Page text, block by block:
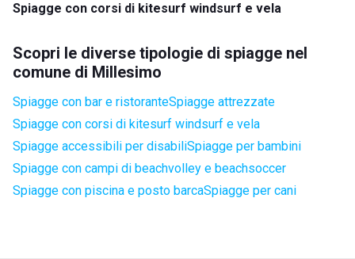
Spiagge con corsi di kitesurf windsurf e vela
Scopri le diverse tipologie di spiagge nel
comune di Millesimo
Spiagge con bar e ristoranteSpiagge attrezzate
Spiagge con corsi di kitesurf windsurf e vela
Spiagge accessibili per disabiliSpiagge per bambini
Spiagge con campi di beachvolley e beachsoccer
Spiagge con piscina e posto barcaSpiagge per cani